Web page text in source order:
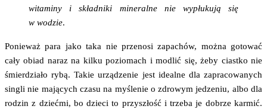
wita­mi­ny i skład­ni­ki mine­ral­ne nie wypłu­ku­ją się
w wodzie.
Ponie­waż para jako taka nie prze­no­si zapa­chów, moż­na goto­wać
cały obiad naraz na kil­ku pozio­mach i modlić się, żeby ciast­ko nie
śmier­dzia­ło rybą. Takie urzą­dze­nie jest ide­al­ne dla zapra­co­wa­nych
sin­gli nie mają­cych cza­su na myśle­nie o zdro­wym jedze­niu, albo dla
rodzin z dzieć­mi, bo dzie­ci to przy­szłość i trze­ba je dobrze kar­mić.